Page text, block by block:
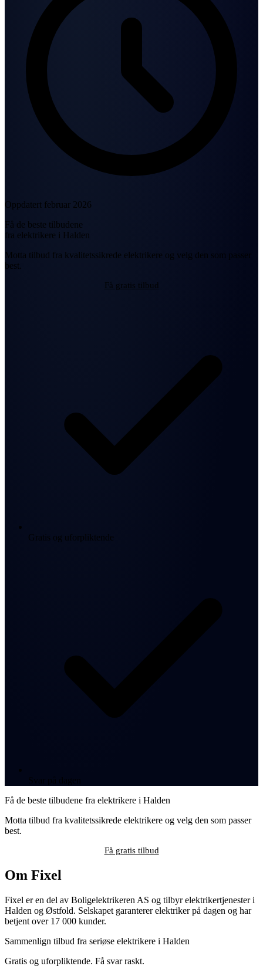
Oppdatert februar 2026
Få de beste tilbudene
fra elektrikere i Halden
Motta tilbud fra kvalitetssikrede elektrikere og velg den som passer
best.
Få gratis tilbud
Gratis og uforpliktende
Få de beste tilbudene fra elektrikere i Halden
Motta tilbud fra kvalitetssikrede elektrikere og velg den som passer
best.
Få gratis tilbud
Om Fixel
Fixel er en del av Boligelektrikeren AS og tilbyr elektrikertjenester i
Halden og Østfold. Selskapet garanterer elektriker på dagen og har
betjent over 17 000 kunder.
Sammenlign tilbud fra seriøse elektrikere i Halden
Gratis og uforpliktende. Få svar raskt.